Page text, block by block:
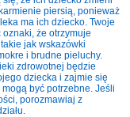
piersią, ponieważ
ma ich dziecko. Twoje
że otrzymuje
jak wskazówki
i brudne pieluchy.
zdrowotnej będzie
dziecka i zajmie się
być potrzebne. Jeśli
porozmawiaj z